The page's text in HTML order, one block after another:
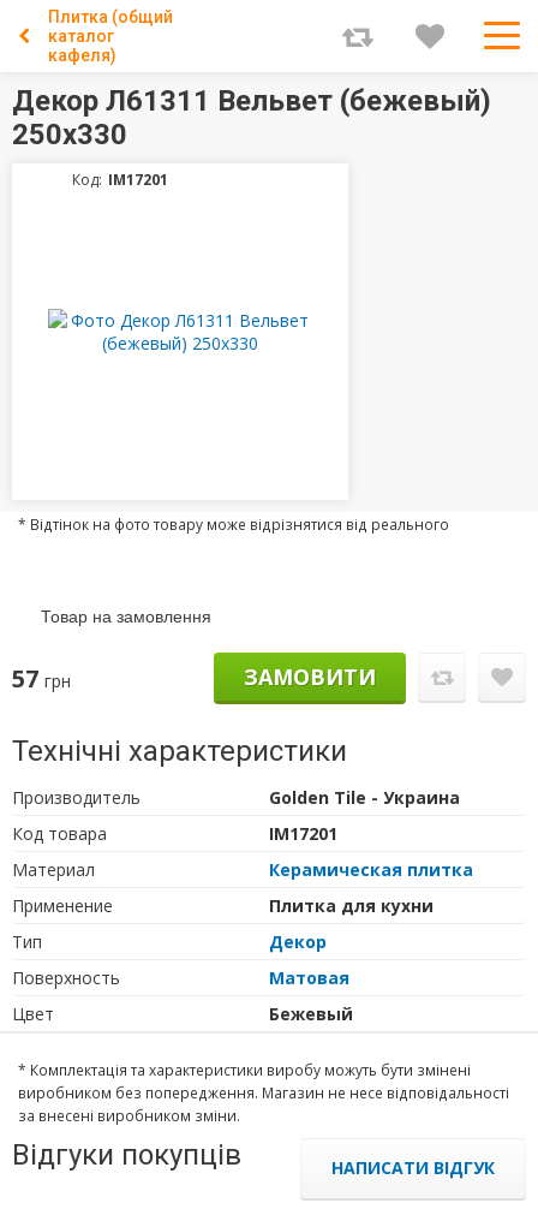
Плитка (общий
каталог
кафеля)
Декор Л61311 Вельвет (бежевый)
250х330
Код: IM17201
* Відтінок на фото товару може відрізнятися від реального
Товар на замовлення
57 грн ЗАМОВИТИ
Технічні характеристики
Производитель
Golden Tile - Украина
Код товара
IM17201
Материал
Керамическая плитка
Применение
Плитка для кухни
Тип
Декор
Поверхность
Матовая
Цвет
Бежевый
* Комплектація та характеристики виробу можуть бути змінені
виробником без попередження. Магазин не несе відповідальності
за внесені виробником зміни.
Відгуки покупців НАПИСАТИ ВІДГУК